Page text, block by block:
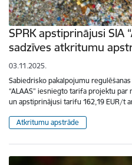
SPRK apstiprinājusi SIA
sadzīves atkritumu
03.11.2025.
Sabiedrisko pakalpojumu
“ALAAS” iesniegto tarifa projektu
un apstiprinājusi tarifu 162,19 EUR/t
Atkritumu apstrāde